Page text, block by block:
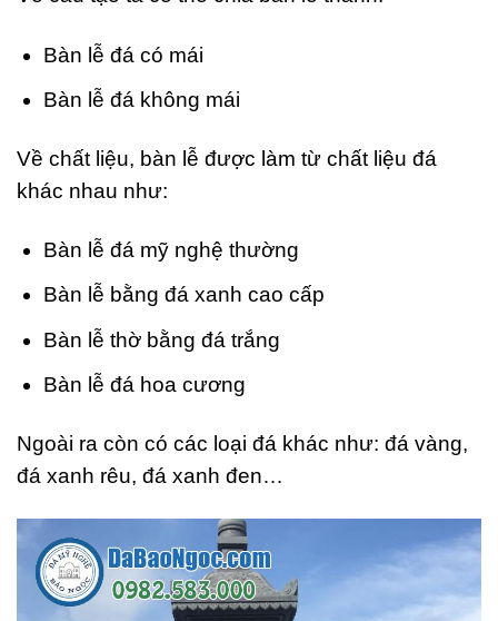
Bàn lễ đá có mái
Bàn lễ đá không mái
Về chất liệu, bàn lễ được làm từ chất liệu đá
khác nhau như:
Bàn lễ đá mỹ nghệ thường
Bàn lễ bằng đá xanh cao cấp
Bàn lễ thờ bằng đá trắng
Bàn lễ đá hoa cương
Ngoài ra còn có các loại đá khác như: đá vàng,
đá xanh rêu, đá xanh đen…